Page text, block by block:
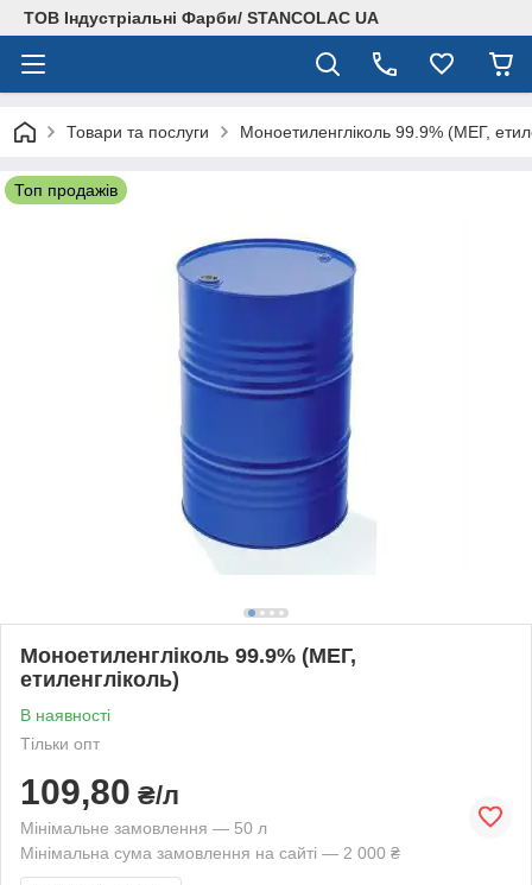
ТОВ Індустріальні Фарби/ STANCOLAC UA
Товари та послуги Моноетиленгліколь 99.9% (МЕГ,
Топ продажів
Моноетиленгліколь 99.9% (МЕГ,
етиленгліколь)
В наявності
Тільки опт
109,80 ₴/л
Мінімальне замовлення — 50 л
Мінімальна сума замовлення на сайті — 2 000 ₴